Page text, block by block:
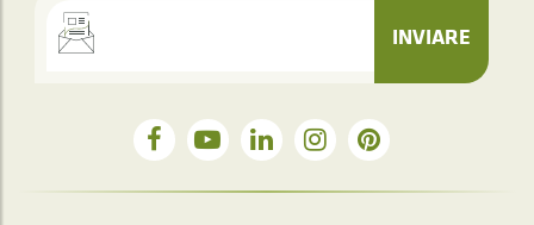
INVIARE